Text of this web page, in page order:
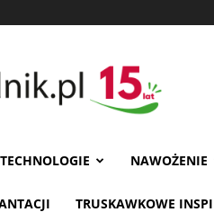
TECHNOLOGIE NAWOŻENIE
TRUSKAWKOWE